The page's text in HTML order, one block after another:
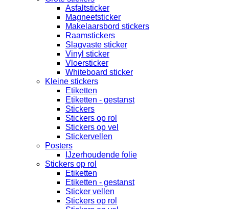
Asfaltsticker
Magneetsticker
Makelaarsbord stickers
Raamstickers
Slagvaste sticker
Vinyl sticker
Vloersticker
Whiteboard sticker
Kleine stickers
Etiketten
Etiketten - gestanst
Stickers
Stickers op rol
Stickers op vel
Stickervellen
Posters
IJzerhoudende folie
Stickers op rol
Etiketten
Etiketten - gestanst
Sticker vellen
Stickers op rol